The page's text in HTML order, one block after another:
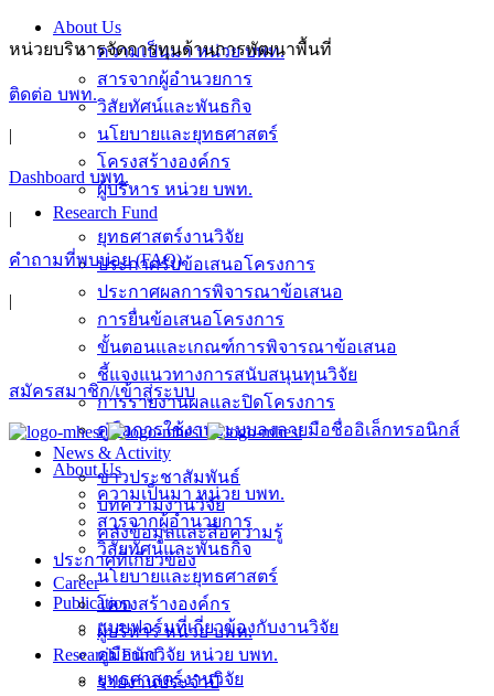
หน่วยบริหารจัดการทุนด้านการพัฒนาพื้นที่
ติดต่อ บพท.
|
Dashboard บพท.
|
คำถามที่พบบ่อย (FAQ)
|
สมัครสมาชิก/เข้าสู่ระบบ
About Us
ความเป็นมา หน่วย บพท.
สารจากผู้อำนวยการ
วิสัยทัศน์และพันธกิจ
นโยบายและยุทธศาสตร์
โครงสร้างองค์กร
ผู้บริหาร หน่วย บพท.
Research Fund
ยุทธศาสตร์งานวิจัย
About Us
ความเป็นมา หน่วย บพท.
สารจากผู้อำนวยการ
วิสัยทัศน์และพันธกิจ
นโยบายและยุทธศาสตร์
โครงสร้างองค์กร
ผู้บริหาร หน่วย บพท.
Research Fund
ยุทธศาสตร์งานวิจัย
ประกาศรับข้อเสนอโครงการ
ประกาศผลการพิจารณาข้อเสนอ
การยื่นข้อเสนอโครงการ
ขั้นตอนและเกณฑ์การพิจารณาข้อเสนอ
ชี้แจงแนวทางการสนับสนุนทุนวิจัย
การรายงานผลและปิดโครงการ
คู่มือการใช้งานระบบลงลายมือชื่ออิเล็กทรอนิกส์
News & Activity
ข่าวประชาสัมพันธ์
บทความงานวิจัย
คลังข้อมูลและสื่อความรู้
ประกาศที่เกี่ยวข้อง
Career
Publication
แบบฟอร์มที่เกี่ยวข้องกับงานวิจัย
คู่มือนักวิจัย หน่วย บพท.
รายงานประจำปี